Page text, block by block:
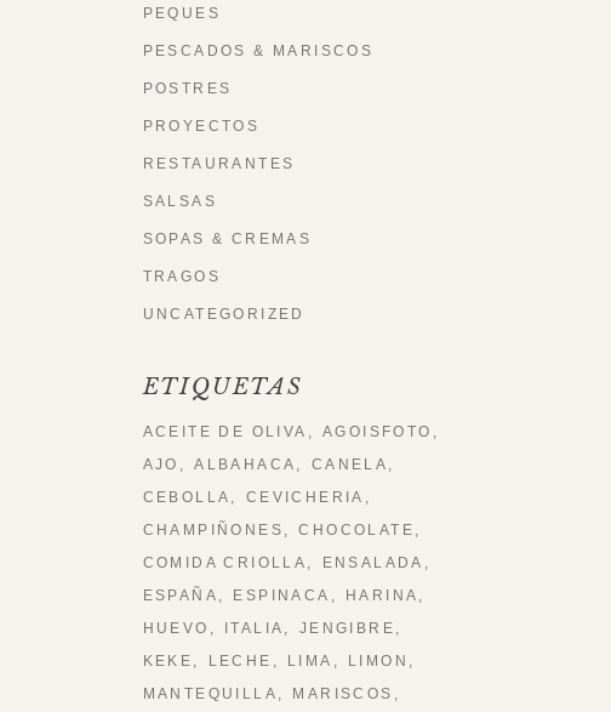
PEQUES
PESCADOS & MARISCOS
POSTRES
PROYECTOS
RESTAURANTES
SALSAS
SOPAS & CREMAS
TRAGOS
UNCATEGORIZED
ETIQUETAS
ACEITE DE OLIVA
AGOISFOTO
AJO
ALBAHACA
CANELA
CEBOLLA
CEVICHERIA
CHAMPIÑONES
CHOCOLATE
COMIDA CRIOLLA
ENSALADA
ESPAÑA
ESPINACA
HARINA
HUEVO
ITALIA
JENGIBRE
KEKE
LECHE LIMA
LIMON
MANTEQUILLA
MARISCOS